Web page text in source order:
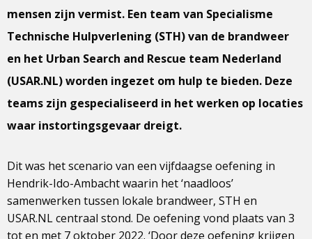
mensen zijn vermist. Een team van Specialisme
Technische Hulpverlening (STH) van de brandweer
en het Urban Search and Rescue team Nederland
(USAR.NL) worden ingezet om hulp te bieden. Deze
teams zijn gespecialiseerd in het werken op locaties
waar instortingsgevaar dreigt.
Dit was het scenario van een vijfdaagse oefening in
Hendrik-Ido-Ambacht waarin het ‘naadloos’
samenwerken tussen lokale brandweer, STH en
USAR.NL centraal stond. De oefening vond plaats van 3
tot en met 7 oktober 2022. ‘Door deze oefening krijgen